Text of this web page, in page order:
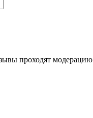
проходят модерацию